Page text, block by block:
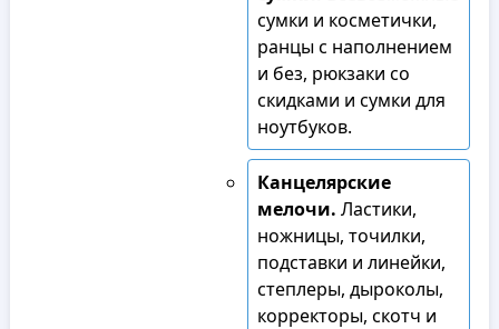
сумки и косметички,
ранцы с наполнением
и без, рюкзаки со
скидками и сумки для
ноутбуков.
Канцелярские
мелочи. Ластики,
ножницы, точилки,
подставки и линейки,
степлеры, дыроколы,
корректоры, скотч и